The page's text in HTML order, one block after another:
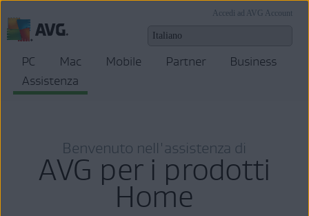
Accedi ad AVG Account
PC Mac Mobile Partner
Business
Assistenza
Benvenuto nell'assistenza di
AVG per i prodotti
Home